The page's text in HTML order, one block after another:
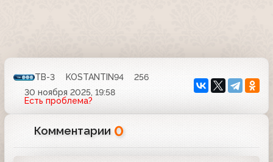
ТВ-3 KOSTANTIN94
256
30 ноября 2025, 19:58
Есть проблема?
Комментарии 0